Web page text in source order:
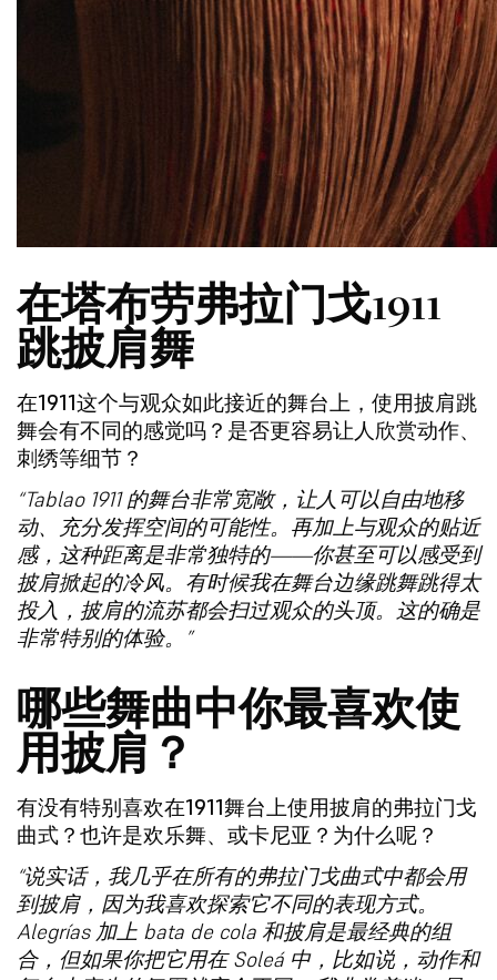
在塔布劳弗拉门戈1911
跳披肩舞
在1911这个与观众如此接近的舞台上，使用披肩跳
舞会有不同的感觉吗？是否更容易让人欣赏动作、
刺绣等细节？
“Tablao 1911 的舞台非常宽敞，让人可以自由地移
动、充分发挥空间的可能性。再加上与观众的贴近
感，这种距离是非常独特的——你甚至可以感受到
披肩掀起的冷风。有时候我在舞台边缘跳舞跳得太
投入，披肩的流苏都会扫过观众的头顶。这的确是
非常特别的体验。”
哪些舞曲中你最喜欢使
用披肩？
有没有特别喜欢在1911舞台上使用披肩的弗拉门戈
曲式？也许是欢乐舞、或卡尼亚？为什么呢？
“说实话，我几乎在所有的弗拉门戈曲式中都会用
到披肩，因为我喜欢探索它不同的表现方式。
Alegrías 加上 bata de cola 和披肩是最经典的组
合，但如果你把它用在 Soleá 中，比如说，动作和